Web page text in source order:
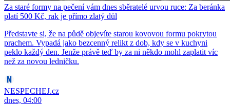
Za staré formy na pečení vám dnes sběratelé urvou ruce: Za beránka
platí 500 Kč, rak je přímo zlatý důl
Představte si, že na půdě objevíte starou kovovou formu pokrytou
prachem. Vypadá jako bezcenný relikt z dob, kdy se v kuchyni
peklo každý den. Jenže právě teď by za ni někdo mohl zaplatit víc
než za novou ledničku.
NESPECHEJ.cz
dnes, 04:00